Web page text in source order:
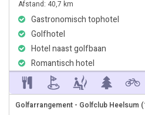
Afstand: 40,7 km
Gastronomisch tophotel
Golfhotel
Hotel naast golfbaan
Romantisch hotel
Golfarrangement - Golfclub Heelsum